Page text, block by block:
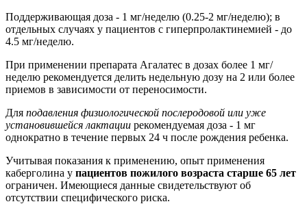
Поддерживающая доза - 1 мг/неделю (0.25-2 мг/неделю); в
отдельных случаях у пациентов с гиперпролактинемией - до
4.5 мг/неделю.
При применении препарата Агалатес в дозах более 1 мг/
неделю рекомендуется делить недельную дозу на 2 или более
приемов в зависимости от переносимости.
Для подавления физиологической послеродовой или уже
установившейся лактации рекомендуемая доза - 1 мг
однократно в течение первых 24 ч после рождения ребенка.
Учитывая показания к применению, опыт применения
каберголина у пациентов пожилого возраста старше 65 лет
ограничен. Имеющиеся данные свидетельствуют об
отсутствии специфического риска.